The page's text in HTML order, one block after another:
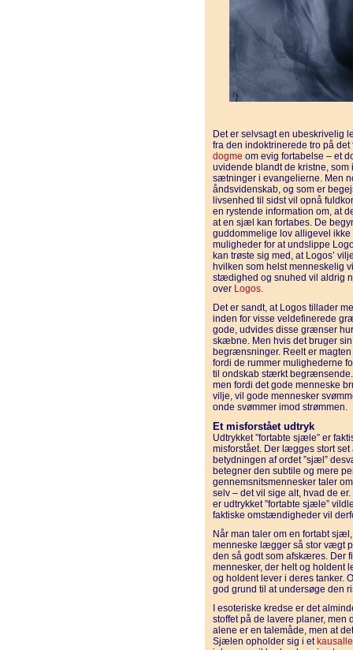
Det er selvsagt en ubeskrivelig
fra den indoktrinerede tro på
dogme om evig fortabelse – et
uvidende blandt de kristne,
sætninger i evangelierne. Men
åndsvidenskab, og som er
livsenhed til sidst vil opnå
en rystende information om, at
at en sjæl kan fortabes. De
guddommelige lov alligevel
muligheder for at undslippe
kan trøste sig med, at Logos’
hvilken som helst menneskelig
stædighed og snuhed vil aldrig
over Logos.
Det er sandt, at Logos tillader
inden for visse veldefinerede
gode, udvides disse grænser
skæbne. Men hvis det bruger
begrænsninger. Reelt er
fordi de rummer mulighederne
til ondskab stærkt
men fordi det gode menneske
vilje, vil gode mennesker
onde svømmer imod strømmen.
Et misforstået udtryk
Udtrykket ”fortabte sjæle” er
misforstået. Der lægges stort
betydningen af ordet ”sjæl”
betegner den subtile og mere
gennemsnitsmennesker taler
selv – det vil sige alt, hvad de
er udtrykket ”fortabte sjæle”
faktiske omstændigheder vil
Når man taler om en fortabt
menneske lægger så stor vægt
den så godt som afskæres. Der
mennesker, der helt og holdent
og holdent lever i deres tanker.
god grund til at undersøge den
I esoteriske kredse er det
stoffet på de lavere planer, men
alene er en talemåde, men at
Sjælen opholder sig i et